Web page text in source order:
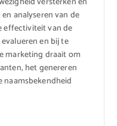
analyseren van de
effectiviteit van de
en bij te
marketing draait om
het genereren
naamsbekendheid